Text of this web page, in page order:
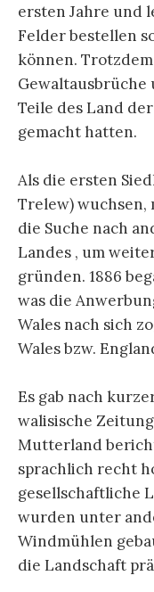
ersten Jahre und
Felder bestellen
können.
Gewaltausbrüche
Teile des Land
gemacht hatten.
Als die ersten
Trelew) wuchsen,
die Suche nach
Landes , um
gründen. 1886
was die
Wales nach sich
Wales bzw.
Es gab nach
walisische
Mutterland
sprachlich recht
gesellschaftliche
wurden unter
Windmühlen
die Landschaft